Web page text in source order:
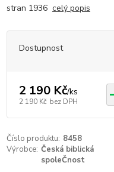
stran 1936 celý popis
Dostupnost
2 190 Kč/ks
2 190 Kč bez DPH
Číslo produktu: 8458
Výrobce: Česká biblická
spoleČnost